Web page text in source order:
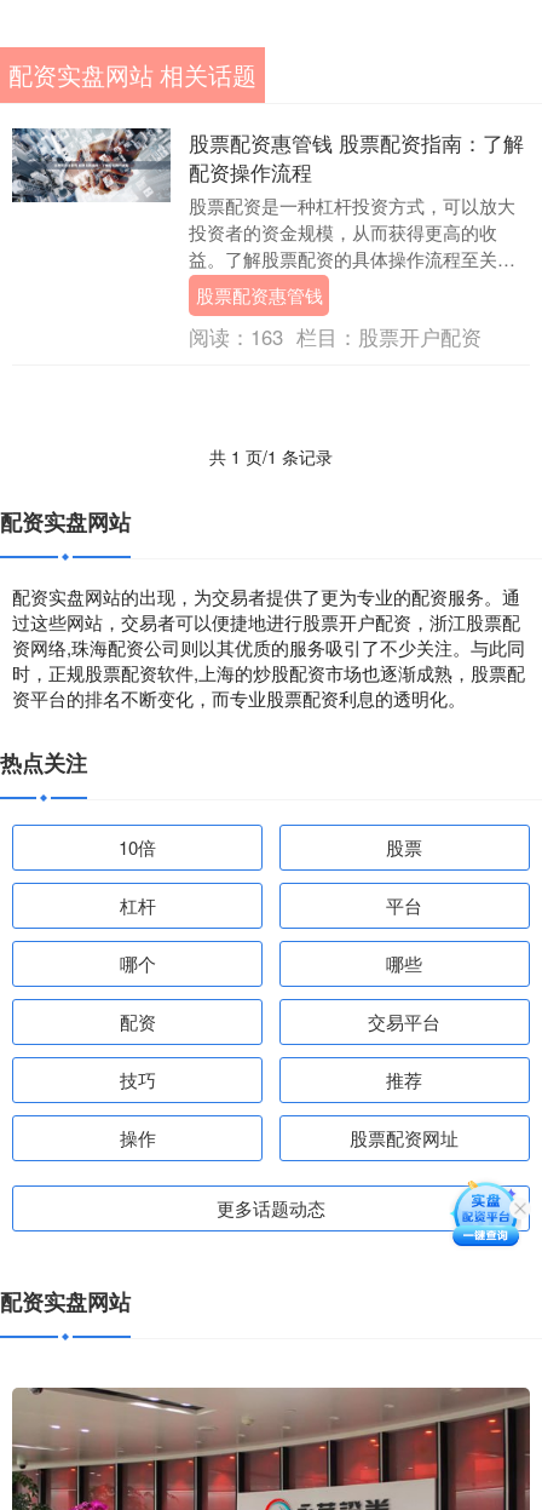
配资实盘网站 相关话题
股票配资惠管钱 股票配资指南：了解
配资操作流程
股票配资是一种杠杆投资方式，可以放大
投资者的资金规模，从而获得更高的收
益。了解股票配资的具体操作流程至关重
要。 * **放大收益：**杠杆资金可以放大投
资收益，....
股票配资惠管钱
阅读： 163 栏目： 股票开户配资
共 1 页/1 条记录
配资实盘网站
配资实盘网站的出现，为交易者提供了更为专业的配资服务。通
过这些网站，交易者可以便捷地进行股票开户配资，浙江股票配
资网络,珠海配资公司则以其优质的服务吸引了不少关注。与此同
时，正规股票配资软件,上海的炒股配资市场也逐渐成熟，股票配
资平台的排名不断变化，而专业股票配资利息的透明化。
热点关注
10倍 股票
杠杆 平台
哪个 哪些
配资 交易平台
技巧 推荐
操作 股票配资网址
更多话题动态
配资实盘网站